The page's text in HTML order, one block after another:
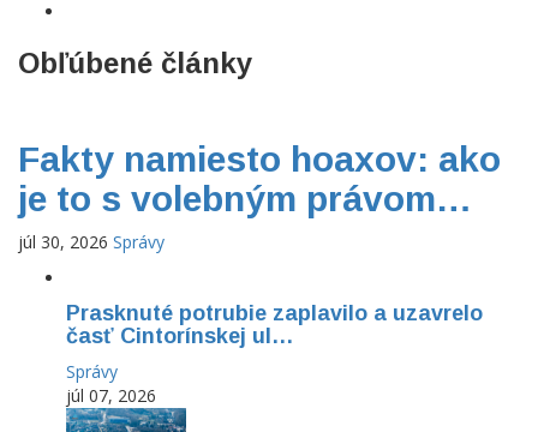
Obľúbené články
Fakty namiesto hoaxov: ako
je to s volebným právom…
júl 30, 2026 Správy
Prasknuté potrubie zaplavilo a uzavrelo
časť Cintorínskej ul…
Správy
júl 07, 2026